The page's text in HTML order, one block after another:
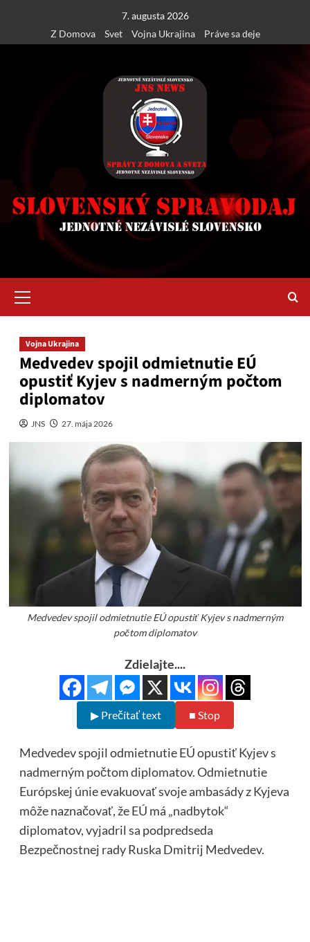
content
7. augusta 2026
Z Domova
Svet Vojna Ukrajina Práve sa deje
Menu
Vojna Ukrajina
Medvedev spojil odmietnutie EÚ
opustiť Kyjev s nadmerným počtom
diplomatov
JNS 27. mája 2026
Medvedev spojil odmietnutie EÚ opustiť Kyjev s nadmerným
počtom diplomatov
Zdielajte....
▶ Prečítať text ■ Stop
Medvedev spojil odmietnutie EÚ opustiť Kyjev s
nadmerným počtom diplomatov. Odmietnutie
Európskej únie evakuovať svoje ambasády z Kyjeva
môže naznačovať, že EÚ má „nadbytok“
diplomatov, vyjadril sa podpredseda
Bezpečnostnej rady Ruska Dmitrij Medvedev.